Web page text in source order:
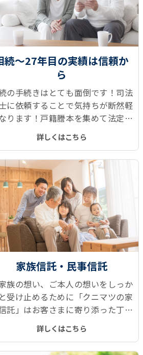
続～27年目の実績は信頼か
ら
の手続きはとても面倒です！司法
に依頼することで気持ちが断然軽
ります！戸籍謄本を集めて法定相
情報を取得、遺産分割協議、相続登
、預金解約などがとてもスムーズで
詳しくはこちら
家族信託・民事信託
族の想い、ご本人の想いをしっか
受け止めるために「クニマツの家
託」はお客さまに寄り添った丁寧
面談を行い、財産管理、財産承継の
悩みを解決へと導きます。
詳しくはこちら